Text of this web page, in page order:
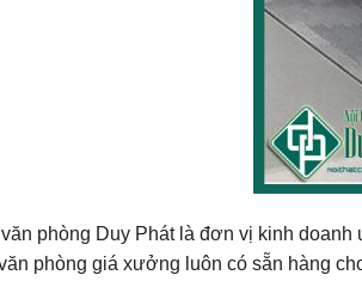
phòng Duy Phát là đơn vị kinh doanh
phòng giá xưởng luôn có sẵn hàng